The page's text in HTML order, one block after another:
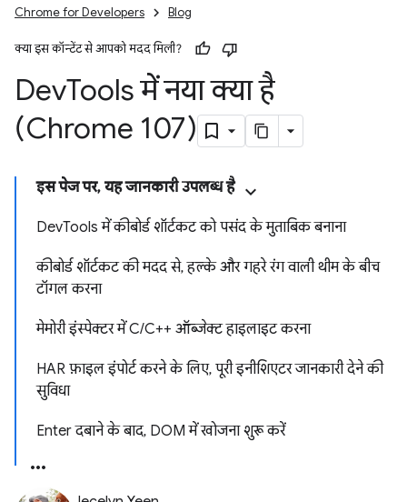
Chrome for Developers Blog
क्या इस कॉन्टेंट से आपको मदद मिली?
DevTools में नया क्या है
(Chrome 107)
इस पेज पर, यह जानकारी उपलब्ध है
DevTools में कीबोर्ड शॉर्टकट को पसंद के मुताबिक बनाना
कीबोर्ड शॉर्टकट की मदद से, हल्के और गहरे रंग वाली थीम के बीच
टॉगल करना
मेमोरी इंस्पेक्टर में C/C++ ऑब्जेक्ट हाइलाइट करना
HAR फ़ाइल इंपोर्ट करने के लिए, पूरी इनीशिएटर जानकारी देने की
सुविधा
Enter दबाने के बाद, DOM में खोजना शुरू करें